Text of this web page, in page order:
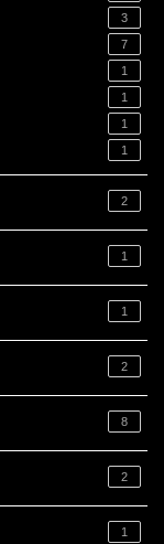
3
7
1
1
1
1
2
1
1
2
8
2
1